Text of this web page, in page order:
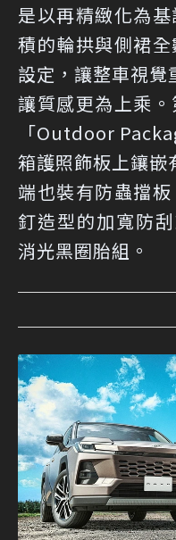
是以再精緻化為
積的輪拱與側裙
設定，讓整車視
讓質感更為上乘
「Outdoor
箱護照飾板上鑲嵌
端也裝有防蟲擋
釘造型的加寬防
消光黑圈胎組。